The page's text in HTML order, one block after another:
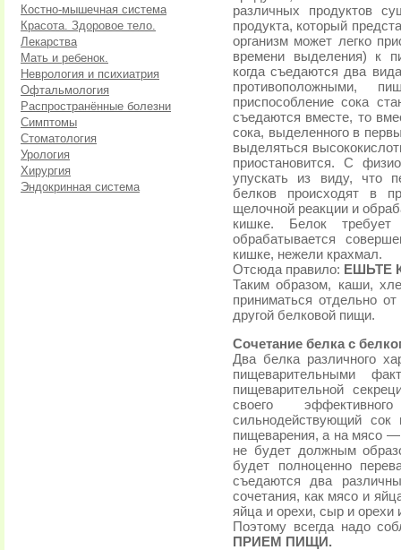
Костно-мышечная система
Красота. Здоровое тело.
Лекарства
Мать и ребенок.
Неврология и психиатрия
Офтальмология
Распространённые болезни
Симптомы
Стоматология
Урология
Хирургия
Эндокринная система
различных продуктов
продукта, который
организм может легко
времени выделения) к
когда съедаются два
противоположными,
приспособление сока
съедаются вместе, то
сока, выделенного в
выделяться
приостановится. С
упускать из виду, что
белков происходят в
щелочной реакции и
кишке. Белок
обрабатывается
кишке, нежели крахмал.
Отсюда правило: ЕШЬТЕ
Таким образом, каши,
приниматься отдельно
другой белковой пищи.
Сочетание белка с
Два белка различного
пищеварительными
пищеварительной
своего
сильнодействующий
пищеварения, а на мясо
не будет должным
будет полноценно
съедаются два
сочетания, как мясо и
яйца и орехи, сыр и орехи
Поэтому всегда надо
ПРИЕМ ПИЩИ.